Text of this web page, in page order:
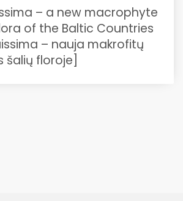
– a new macrophyte
of the Baltic Countries
– nauja makrofitų
šalių floroje]